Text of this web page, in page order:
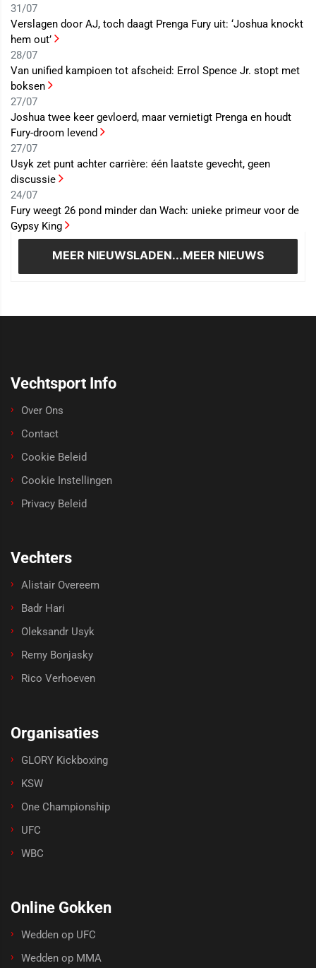
31/07
Verslagen door AJ, toch daagt Prenga Fury uit: ‘Joshua knockt
hem out’
28/07
Van unified kampioen tot afscheid: Errol Spence Jr. stopt met
boksen
27/07
Joshua twee keer gevloerd, maar vernietigt Prenga en houdt
Fury-droom levend
27/07
Usyk zet punt achter carrière: één laatste gevecht, geen
discussie
24/07
Fury weegt 26 pond minder dan Wach: unieke primeur voor de
Gypsy King
MEER NIEUWSLADEN...MEER NIEUWS
Vechtsport Info
Over Ons
Contact
Cookie Beleid
Cookie Instellingen
Privacy Beleid
Vechters
Alistair Overeem
Badr Hari
Oleksandr Usyk
Remy Bonjasky
Rico Verhoeven
Organisaties
GLORY Kickboxing
KSW
One Championship
UFC
WBC
Online Gokken
Wedden op UFC
Wedden op MMA